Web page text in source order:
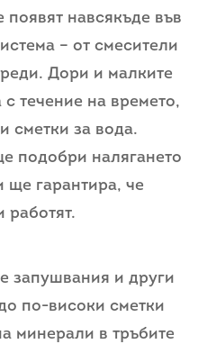
появят навсякъде във
– от смесители
Дори и малките
течение на времето,
сметки за вода.
подобри налягането
ще гарантира, че
работят.
запушвания и други
по-високи сметки
минерали в тръбите